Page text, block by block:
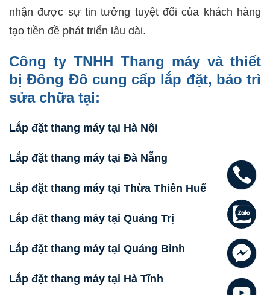
nhận được sự tin tưởng tuyệt đối của khách hàng
tạo tiền đề phát triển lâu dài.
Công ty TNHH Thang máy và thiết
bị Đông Đô cung cấp lắp đặt, bảo trì
sửa chữa tại:
Lắp đặt thang máy tại Hà Nội
Lắp đặt thang máy tại Đà Nẵng
Lắp đặt thang máy tại Thừa Thiên Huế
Lắp đặt thang máy tại Quảng Trị
Lắp đặt thang máy tại Quảng Bình
Lắp đặt thang máy tại Hà Tĩnh